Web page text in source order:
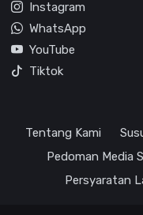
Instagram
WhatsApp
YouTube
Tiktok
Tentang Kami
Pedoman Media
Persyaratan